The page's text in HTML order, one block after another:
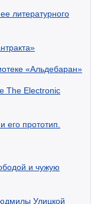
литературного
«Альдебаран»
The Electronic
его прототип.
и чужую
Улицкой